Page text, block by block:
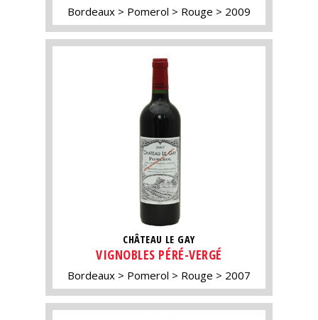
Bordeaux Pomerol Rouge 2009
CHÂTEAU LE GAY
VIGNOBLES PÉRÉ-VERGÉ
Bordeaux Pomerol Rouge 2007